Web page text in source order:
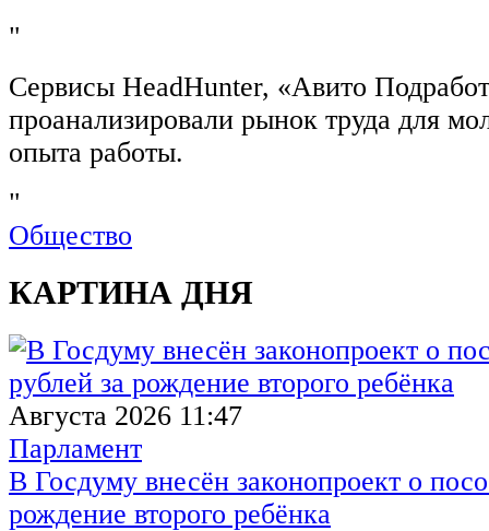
"
Сервисы HeadHunter, «Авито
проанализировали рынок труда для
опыта работы.
"
Общество
КАРТИНА ДНЯ
Августа 2026 11:47
Парламент
В Госдуму внесён законопроект о
рождение второго ребёнка